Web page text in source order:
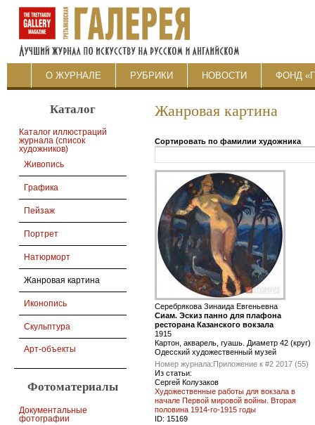
О ЖУРНАЛЕ РУБРИКИ НОВОСТИ ФОНД
Каталог
Каталог иллюстраций
журнала (список
художников)
Живопись
Графика
Пейзаж
Портрет
Натюрморт
Жанровая картина
Иконопись
Скульптура
Арт-объекты
Фотоматериалы
Документальные
фотографии
Жанровая картина
Сортировать по фамилии художника
Серебрякова Зинаида Евгеньевна
Сиам. Эскиз панно для плафона
ресторана Казанского вокзала
1915
Картон, акварель, гуашь. Диаметр 42 (круг)
Одесский художественный музей
Номер журнала:Приложение к #2 2017 (55)
Из статьи:
Сергей Колузаков
Художественные работы для вокзала в
начале Первой мировой войны. Вторая
половина 1914-го-1915 годы
ID: 15169